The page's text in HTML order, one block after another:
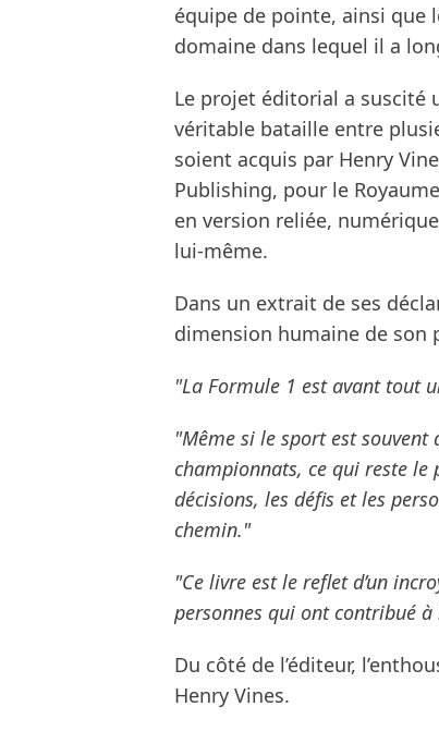
équipe de pointe, ainsi que
domaine dans lequel il a
Le projet éditorial a suscité
véritable bataille entre
soient acquis par Henry
Publishing, pour le
en version reliée,
lui-même.
Dans un extrait de ses
dimension humaine de son
"La Formule 1 est avant tout
"Même si le sport est
championnats, ce qui reste
décisions, les défis et les
chemin."
"Ce livre est le reflet d’un
personnes qui ont contribué à
Du côté de l’éditeur,
Henry Vines.